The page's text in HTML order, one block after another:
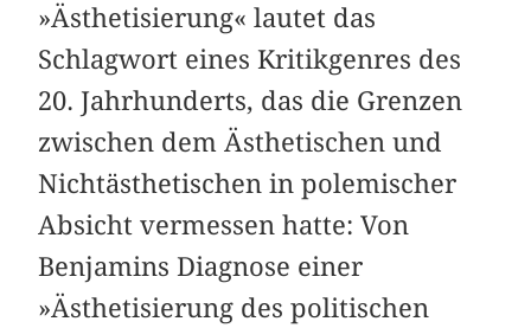
»Ästhetisierung« lautet das
Schlagwort eines K­ritikgenres des
20. Jahrhunderts, das die Grenzen
zwischen dem Ästhetischen und
Nichtästhetischen in polemischer
Absicht vermessen hatte: Von
Benjamins Diagnose einer
»Ästhetisierung des politischen